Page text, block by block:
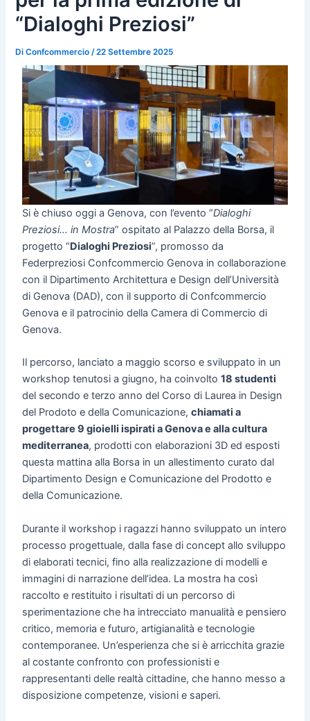
“Dialoghi Preziosi”
DiConfcommercio/22 Settembre 2025
Si è chiuso oggi a Genova, con l’evento “Dialoghi
Preziosi… in Mostra” ospitato al Palazzo della Borsa, il
progetto “Dialoghi Preziosi”, promosso da
Federpreziosi Confcommercio Genova in collaborazione
con il Dipartimento Architettura e Design dell’Università
di Genova (DAD), con il supporto di Confcommercio
Genova e il patrocinio della Camera di Commercio di
Genova.
Il percorso, lanciato a maggio scorso e sviluppato in un
workshop tenutosi a giugno, ha coinvolto18 studenti
del secondo e terzo anno del Corso di Laurea in Design
del Prodoto e della Comunicazione,chiamati a
progettare 9 gioielli ispirati a Genova e alla cultura
mediterranea, prodotti con elaborazioni 3D ed esposti
questa mattina alla Borsa in un allestimento curato dal
Dipartimento Design e Comunicazione del Prodotto e
della Comunicazione.
Durante il workshop i ragazzi hanno sviluppato un intero
processo progettuale, dalla fase di concept allo sviluppo
di elaborati tecnici, fino alla realizzazione di modelli e
immagini di narrazione dell’idea. La mostra ha così
raccolto e restituito i risultati di un percorso di
sperimentazione che ha intrecciato manualità e pensiero
critico, memoria e futuro, artigianalità e tecnologie
contemporanee. Un’esperienza che si è arricchita grazie
al costante confronto con professionisti e
rappresentanti delle realtà cittadine, che hanno messo a
disposizione competenze, visioni e saperi.